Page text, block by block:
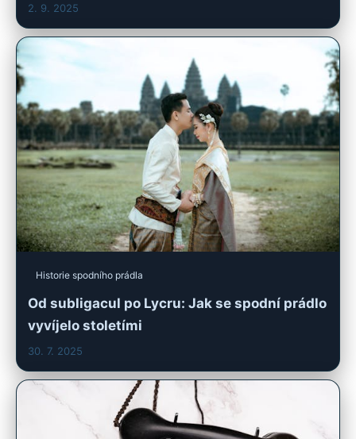
2. 9. 2025
Historie spodního prádla
Od subligacul po Lycru: Jak se spodní prádlo
vyvíjelo stoletími
30. 7. 2025